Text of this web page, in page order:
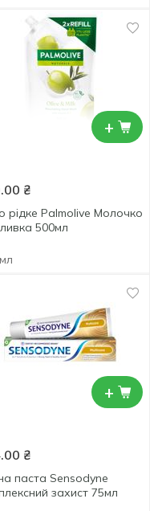
+
₴
рідке Palmolive Молочко
500мл
+
₴
паста Sensodyne
захист 75мл